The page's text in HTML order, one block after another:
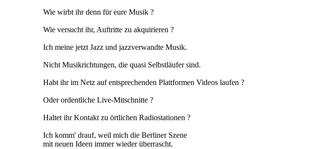
Wie wirbt ihr denn für eure Musik ?
Wie versucht ihr, Auftritte zu akquirieren ?
Ich meine jetzt Jazz und jazzverwandte Musik.
Nicht Musikrichtungen, die quasi Selbstläufer sind.
Habt ihr im Netz auf entsprechenden Plattformen Videos laufen ?
Oder ordentliche Live-Mitschnitte ?
Haltet ihr Kontakt zu örtlichen Radiostationen ?
Ich komm' drauf, weil mich die Berliner Szene
mit neuen Ideen immer wieder überrascht.